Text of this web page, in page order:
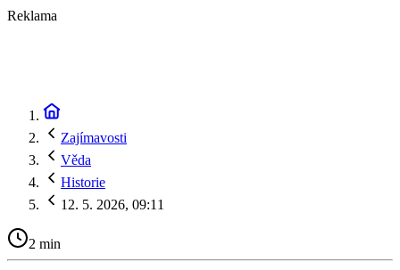
Reklama
Zajímavosti
Věda
Historie
12. 5. 2026, 09:11
2 min